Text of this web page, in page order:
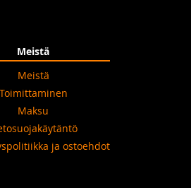
Meistä
Meistä
Toimittaminen
Maksu
ja ostoehdot